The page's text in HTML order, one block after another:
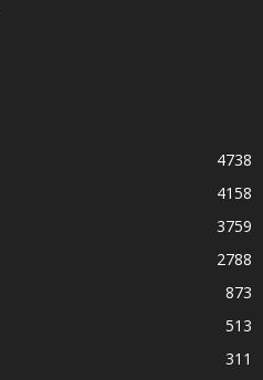
4738
4158
3759
2788
873
513
311